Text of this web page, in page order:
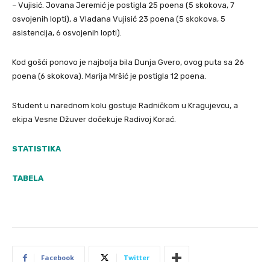
– Vujisić. Jovana Jeremić je postigla 25 poena (5 skokova, 7
osvojenih lopti), a Vladana Vujisić 23 poena (5 skokova, 5
asistencija, 6 osvojenih lopti).
Kod gošći ponovo je najbolja bila Dunja Gvero, ovog puta sa 26
poena (6 skokova). Marija Mršić je postigla 12 poena.
Student u narednom kolu gostuje Radničkom u Kragujevcu, a
ekipa Vesne Džuver dočekuje Radivoj Korać.
STATISTIKA
TABELA
Facebook Twitter